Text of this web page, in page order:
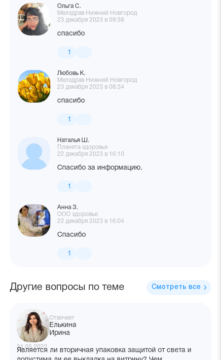
Ольга С.
Мелздрав Нижний Новгород
23 декабря 2023 в 09:38
спасибо
1
Любовь К.
Мелздрав Нижний Новгород
23 декабря 2023 в 08:34
спасибо
1
Наталья Ш.
Планета здоровья
22 декабря 2023 в 16:10
Спасибо за информацию.
1
Анна З.
ООО здоровье
22 декабря 2023 в 16:04
Спасибо
1
Другие вопросы по теме Смотреть все
Отвечает
Елькина
Ирина
31.05.2022
Является ли вторичная упаковка защитой от света и